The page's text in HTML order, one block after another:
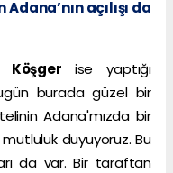
açılışı da
Köşger ise yaptığı
burada güzel bir
Adana'mızda bir
duyuyoruz. Bu
da var. Bir taraftan